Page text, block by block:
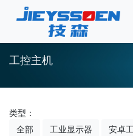
工控主机
类型：
全部
工业显示器 安卓